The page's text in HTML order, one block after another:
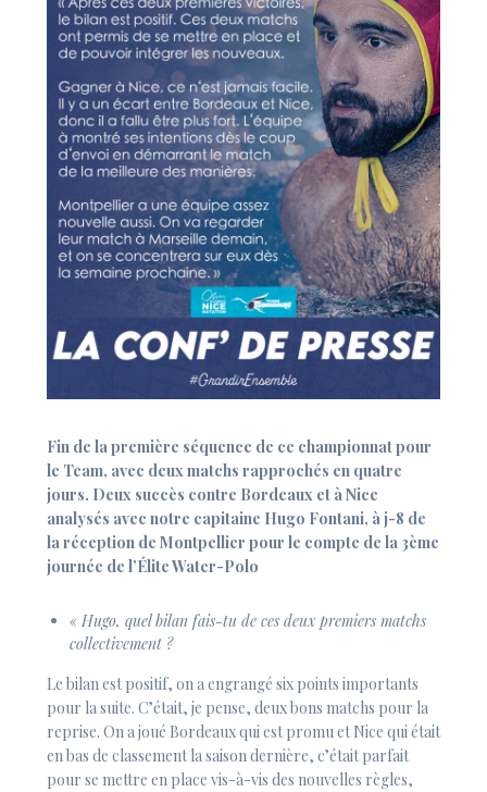
Fin de la première séquence de ce championnat pour
le Team, avec deux matchs rapprochés en quatre
jours. Deux succès contre Bordeaux et à Nice
analysés avec notre capitaine Hugo Fontani, à j-8 de
la réception de Montpellier pour le compte de la 3ème
journée de l’Élite Water-Polo
« Hugo, quel bilan fais-tu de ces deux premiers matchs
collectivement ?
Le bilan est positif, on a engrangé six points importants
pour la suite. C’était, je pense, deux bons matchs pour la
reprise. On a joué Bordeaux qui est promu et Nice qui était
en bas de classement la saison dernière, c’était parfait
pour se mettre en place vis-à-vis des nouvelles règles,